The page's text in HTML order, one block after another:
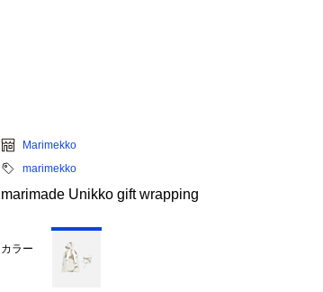
Marimekko
marimekko
marimade Unikko gift wrapping
カラー